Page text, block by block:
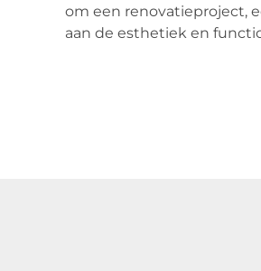
om een renovatieproject,
aan de esthetiek en